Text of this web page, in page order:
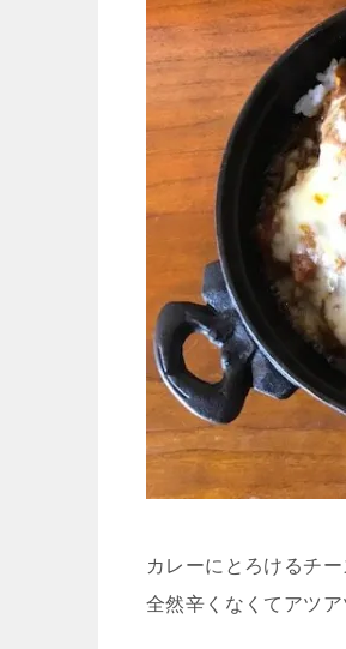
カレーにとろけるチ
全然辛くなくてアツ